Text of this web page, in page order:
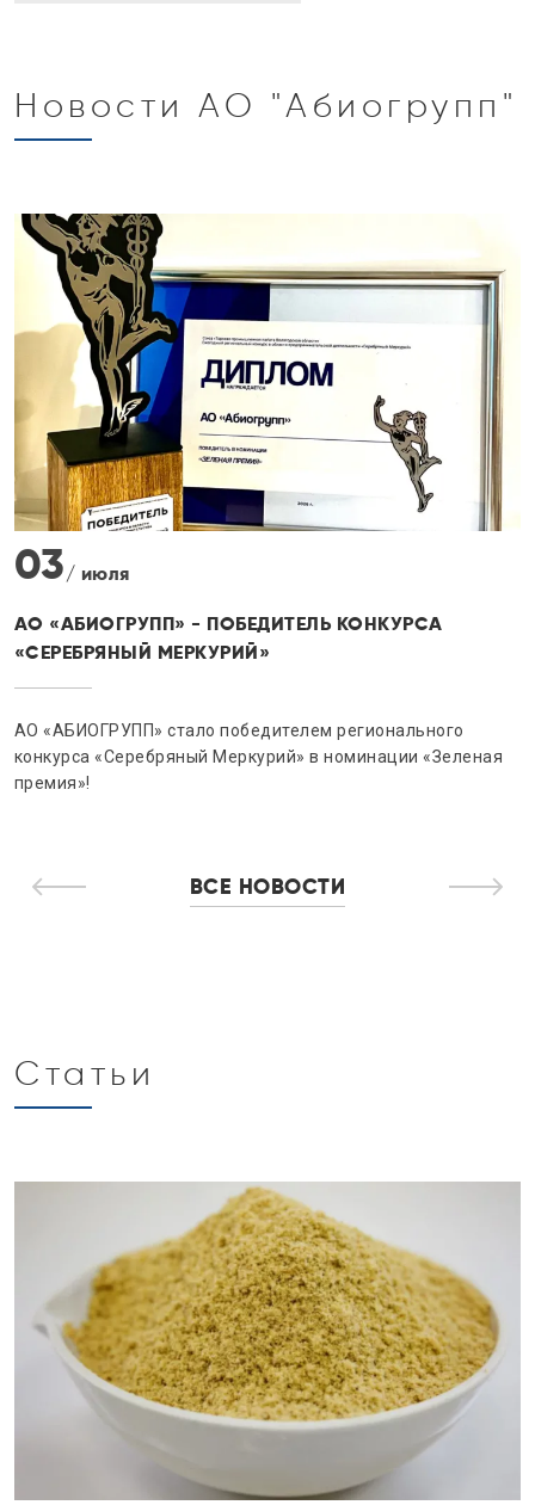
Новости АО "Абиогрупп"
30/ июня
ПРОДУКЦИЯ АО «АБИОГРУПП» ПОЛУЧИЛА
СЕРТИФИКАТЫ «СДЕЛАНО В РОССИИ»
АО «АБИОГРУПП» подтвердило качество своей продукции,
получив сертификаты «Сделано в России»
ВСЕ НОВОСТИ
Статьи